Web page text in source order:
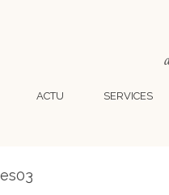
ACTU SERVICES